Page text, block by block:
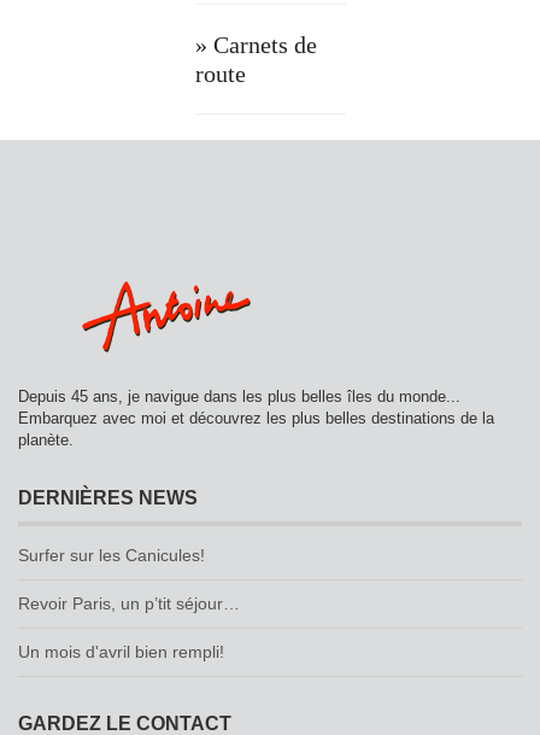
» Carnets de
route
Depuis 45 ans, je navigue dans les plus belles îles du monde...
Embarquez avec moi et découvrez les plus belles destinations de la
planète.
DERNIÈRES NEWS
Surfer sur les Canicules!
Revoir Paris, un p’tit séjour…
Un mois d'avril bien rempli!
GARDEZ LE CONTACT